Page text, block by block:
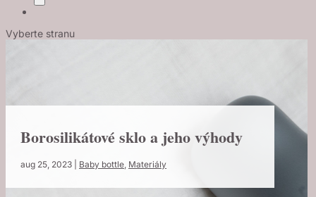
Vyberte stranu
Borosilikátové sklo a jeho výhody
aug 25, 2023 Baby bottle, Materiály